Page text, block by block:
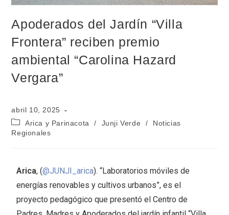
Apoderados del Jardín “Villa
Frontera” reciben premio
ambiental “Carolina Hazard
Vergara”
abril 10, 2025
Arica y Parinacota
/ Junji Verde /
Noticias
Regionales
Arica, (@JUNJI_arica). “Laboratorios móviles de
energías renovables y cultivos urbanos”, es el
proyecto pedagógico que presentó el Centro de